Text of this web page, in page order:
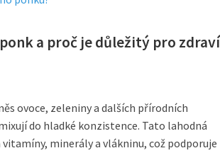
a proč je důležitý pro zdraví
ovoce, zeleniny a dalších přírodních
do hladké konzistence. Tato lahodná
vitamíny, minerály a vlákninu, což podporuje